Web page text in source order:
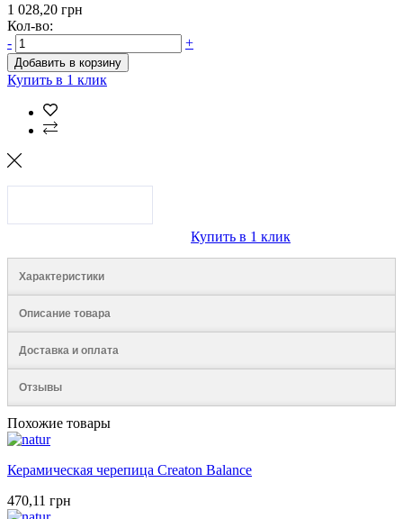
1 028,20 грн
Кол-во:
-
+
Добавить в корзину
Купить в 1 клик
Купить в 1 клик
Характеристики
Описание товара
Доставка и оплата
Отзывы
Похожие товары
Керамическая черепица Creaton Balance
470,11 грн